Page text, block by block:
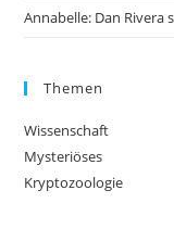
Annabelle: Dan Rivera
Themen
Wissenschaft
Mysteriöses
Kryptozoologie